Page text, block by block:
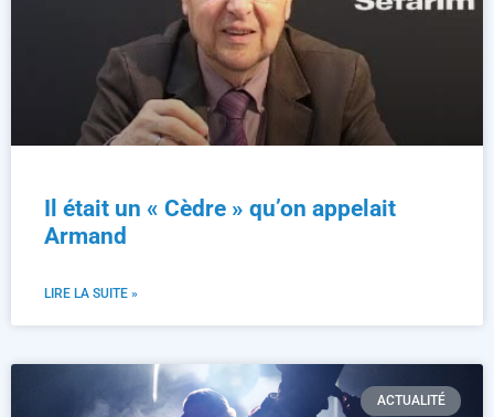
Il était un « Cèdre » qu’on appelait
Armand
LIRE LA SUITE »
ACTUALITÉ